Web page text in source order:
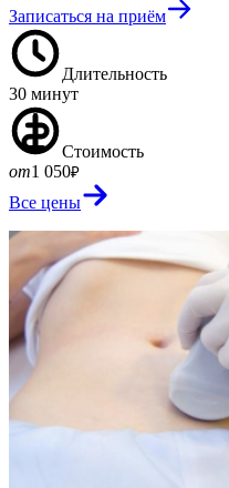
Записаться на приём
Длительность
30 минут
Стоимость
от1 050₽
Все цены